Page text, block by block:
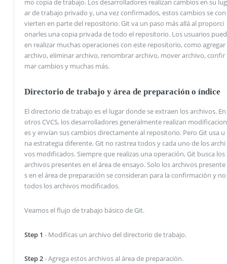
mo copia de trabajo. Los desarrolladores realizan cambios en su lug
ar de trabajo privado y, una vez confirmados, estos cambios se con
vierten en parte del repositorio. Git va un paso más allá al proporci
onarles una copia privada de todo el repositorio. Los usuarios pued
en realizar muchas operaciones con este repositorio, como agregar
archivo, eliminar archivo, renombrar archivo, mover archivo, confir
mar cambios y muchas más.
Directorio de trabajo y área de preparación o índice
El directorio de trabajo es el lugar donde se extraen los archivos. En
otros CVCS, los desarrolladores generalmente realizan modificacion
es y envían sus cambios directamente al repositorio. Pero Git usa u
na estrategia diferente. Git no rastrea todos y cada uno de los archi
vos modificados. Siempre que realizas una operación, Git busca los
archivos presentes en el área de ensayo. Solo los archivos presente
s en el área de preparación se consideran para la confirmación y no
todos los archivos modificados.
Veamos el flujo de trabajo básico de Git.
Step 1 - Modificas un archivo del directorio de trabajo.
Step 2- Agrega estos archivos al área de preparación.